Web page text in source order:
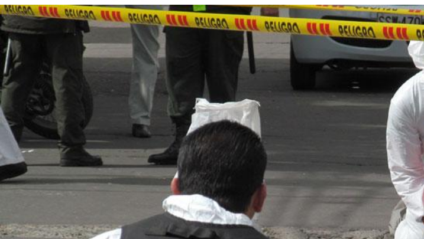
colombia-
general-
context.jpg